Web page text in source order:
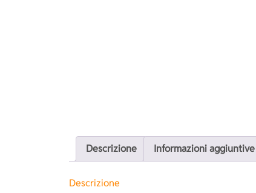
Descrizione Informazioni aggiuntive
Descrizione